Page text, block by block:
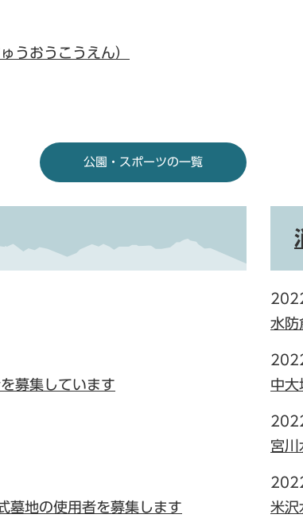
うおうこうえん）
公園・スポーツの一覧
募集しています
墓地の使用者を募集します
水防
中大
宮川
米沢